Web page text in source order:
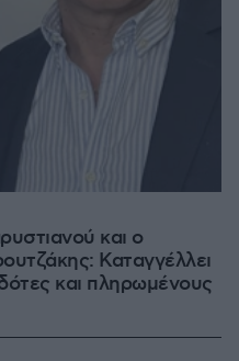
και ο
Καταγγέλλει
και πληρωμένους